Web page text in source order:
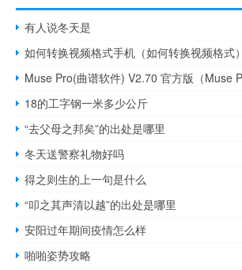
有人说冬天是
如何转换视频格式手机（如何转换视频格式）
18的工字钢一米多少公斤
“去父母之邦矣”的出处是哪里
冬天送警察礼物好吗
得之则生的上一句是什么
“叩之其声清以越”的出处是哪里
安阳过年期间疫情怎么样
啪啪姿势攻略